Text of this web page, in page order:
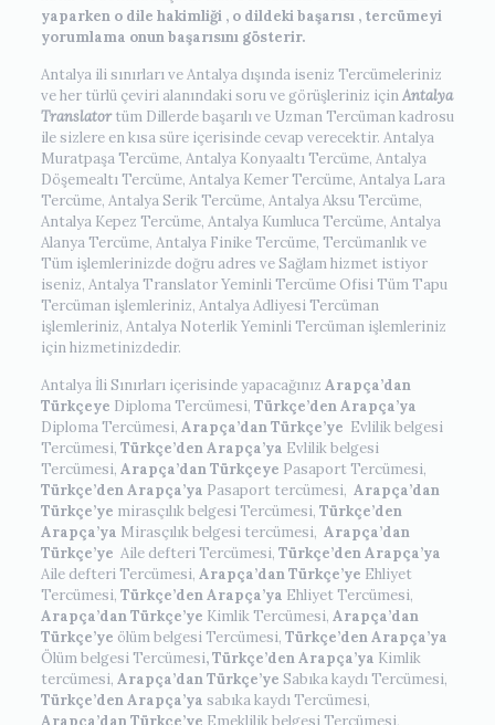
yaparken o dile hakimliği , o dildeki başarısı , tercümeyi
yorumlama onun başarısını gösterir.
Antalya ili sınırları ve Antalya dışında iseniz Tercümeleriniz
ve her türlü çeviri alanındaki soru ve görüşleriniz içinAntalya
Translatortüm Dillerde başarılı ve Uzman Tercüman kadrosu
ile sizlere en kısa süre içerisinde cevap verecektir. Antalya
Muratpaşa Tercüme, Antalya Konyaaltı Tercüme, Antalya
Döşemealtı Tercüme, Antalya Kemer Tercüme, Antalya Lara
Tercüme, Antalya Serik Tercüme, Antalya Aksu Tercüme,
Antalya Kepez Tercüme, Antalya Kumluca Tercüme, Antalya
Alanya Tercüme, Antalya Finike Tercüme, Tercümanlık ve
Tüm işlemlerinizde doğru adres ve Sağlam hizmet istiyor
iseniz, Antalya Translator Yeminli Tercüme Ofisi Tüm Tapu
Tercüman işlemleriniz, Antalya Adliyesi Tercüman
işlemleriniz, Antalya Noterlik Yeminli Tercüman işlemleriniz
için hizmetinizdedir.
Antalya İli Sınırları içerisinde yapacağınız Arapça’dan
Türkçeye Diploma Tercümesi, Türkçe’den Arapça’ya
Diploma Tercümesi, Arapça’dan Türkçe’ye Evlilik belgesi
Tercümesi, Türkçe’den Arapça’ya Evlilik belgesi
Tercümesi, Arapça’dan Türkçeye Pasaport Tercümesi,
Türkçe’den Arapça’ya Pasaport tercümesi, Arapça’dan
Türkçe’ye mirasçılık belgesi Tercümesi, Türkçe’den
Arapça’ya Mirasçılık belgesi tercümesi, Arapça’dan
Türkçe’ye Aile defteri Tercümesi, Türkçe’den Arapça’ya
Aile defteri Tercümesi, Arapça’dan Türkçe’ye Ehliyet
Tercümesi, Türkçe’den Arapça’ya Ehliyet Tercümesi,
Arapça’dan Türkçe’ye Kimlik Tercümesi, Arapça’dan
Türkçe’ye ölüm belgesi Tercümesi, Türkçe’den Arapça’ya
Ölüm belgesi Tercümesi,Türkçe’den Arapça’ya Kimlik
tercümesi, Arapça’dan Türkçe’ye Sabıka kaydı Tercümesi,
Türkçe’den Arapça’ya sabıka kaydı Tercümesi,
Arapça’dan Türkçe’ye Emeklilik belgesi Tercümesi,